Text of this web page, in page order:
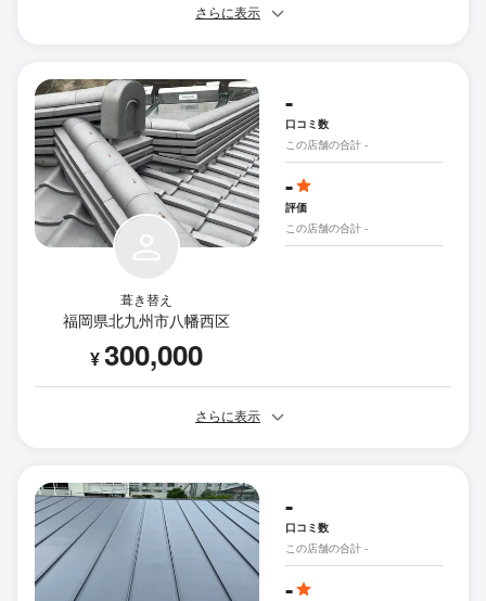
さらに表示
葺き替え
福岡県北九州市八幡西区
¥300,000
-
口コミ数
この店舗の合計 -
-
評価
この店舗の合計 -
さらに表示
-
口コミ数
この店舗の合計 -
-